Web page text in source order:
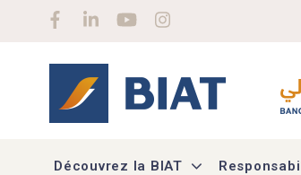
Aller au contenu principal
Social menu
Découvrez la BIAT